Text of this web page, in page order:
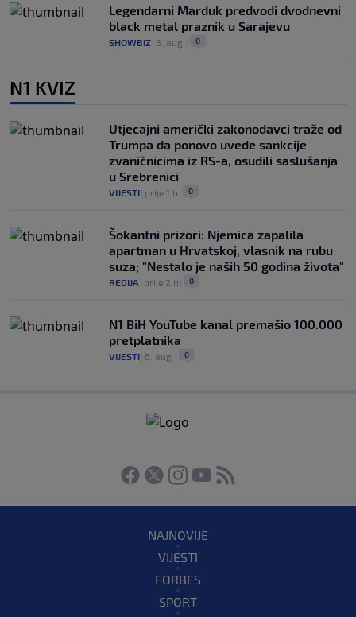
Legendarni Marduk predvodi dvodnevni
black metal praznik u Sarajevu
SHOWBIZ 3. aug. 0
N1 KVIZ
Utjecajni američki zakonodavci traže od
Trumpa da ponovo uvede sankcije
zvaničnicima iz RS-a, osudili saslušanja
u Srebrenici
VIJESTI prije 1 h 0
Šokantni prizori: Njemica zapalila
apartman u Hrvatskoj, vlasnik na rubu
suza; "Nestalo je naših 50 godina života"
REGIJA prije 2 h 0
N1 BiH YouTube kanal premašio 100.000
pretplatnika
VIJESTI 6. aug. 0
NAJNOVIJE
VIJESTI
FORBES
SPORT